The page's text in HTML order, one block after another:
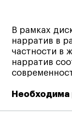
Все
Техникум
Графический
В рамках
нарратив в
частности в
нарратив
Необходима